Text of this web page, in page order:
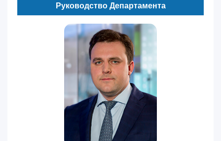
Руководство Департамента